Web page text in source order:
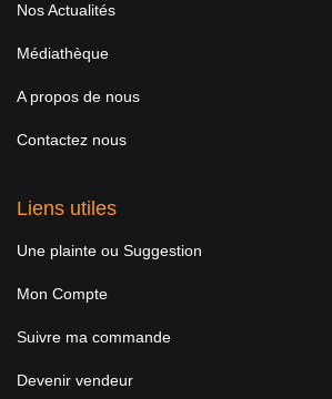
Nos Actualités
Médiathèque
A propos de nous
Contactez nous
Liens utiles
Une plainte ou Suggestion
Mon Compte
Suivre ma commande
Devenir vendeur